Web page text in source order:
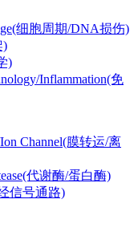
细胞周期/DNA损伤)
)
)
Inflammation(免
Channel(膜转运/离
代谢酶/蛋白酶)
信号通路)